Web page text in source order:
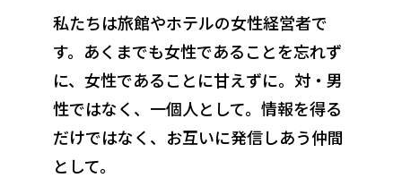
私たちは旅館やホテルの女性経営者で
す。あくまでも女性であることを忘れず
に、 女性であることに甘えずに。対・男
性ではなく、一個人として。情報を得る
だけではなく、お互いに発信しあう仲間
として。